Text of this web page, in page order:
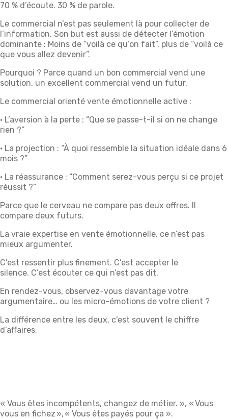
70 % d’écoute. 30 % de parole.
Le commercial n’est pas seulement là pour collecter de
l’information. Son but est aussi de détecter l’émotion
dominante : Moins de “voilà ce qu’on fait”, plus de “voilà ce
que vous allez devenir”.
Pourquoi ? Parce quand un bon commercial vend une
solution, un excellent commercial vend un futur.
Le commercial orienté vente émotionnelle active :
• L’aversion à la perte : “Que se passe-t-il si on ne change
rien ?”
• La projection : “À quoi ressemble la situation idéale dans 6
mois ?”
• La réassurance : “Comment serez-vous perçu si ce projet
réussit ?”
Parce que le cerveau ne compare pas deux offres. Il
compare deux futurs.
La vraie expertise en vente émotionnelle, ce n’est pas
mieux argumenter.
C’est ressentir plus finement. C’est accepter le
silence. C’est écouter ce qui n’est pas dit.
En rendez-vous, observez-vous davantage votre
argumentaire… ou les micro-émotions de votre client ?
La différence entre les deux, c’est souvent le chiffre
d’affaires.
« Vous êtes incompétents, changez de métier. », « Vous
vous en fichez », « Vous êtes payés pour ça ».